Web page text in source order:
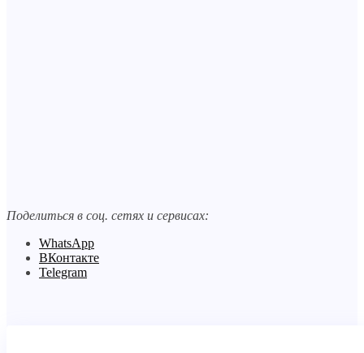
Поделиться в соц. сетях и сервисах:
WhatsApp
ВКонтакте
Telegram